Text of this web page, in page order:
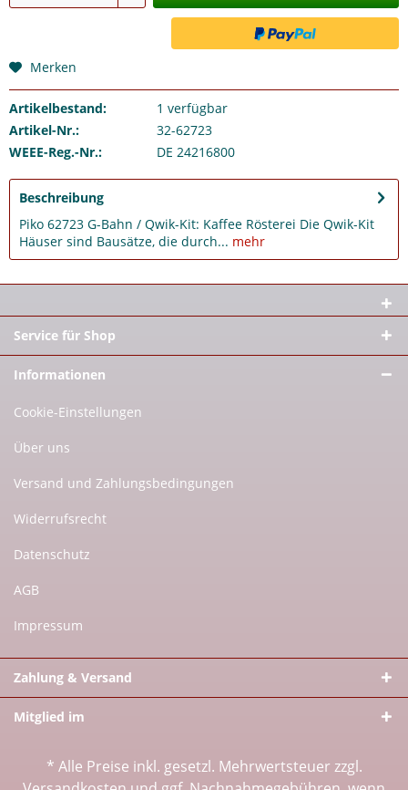
Merken
Artikelbestand: 1 verfügbar
Artikel-Nr.:
32-62723
WEEE-Reg.-Nr.:
DE 24216800
Beschreibung
Piko 62723 G-Bahn / Qwik-Kit: Kaffee Rösterei Die Qwik-Kit
Häuser sind Bausätze, die durch... mehr
Service für Shop
Informationen
Cookie-Einstellungen
Über uns
Versand und Zahlungsbedingungen
Widerrufsrecht
Datenschutz
AGB
Impressum
Zahlung & Versand
Mitglied im
* Alle Preise inkl. gesetzl. Mehrwertsteuer zzgl.